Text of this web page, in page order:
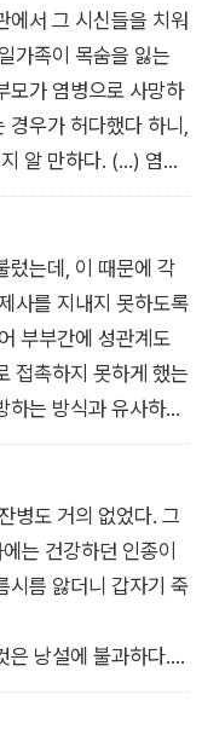
에서 그 시신들을 치워
가족이 목숨을 잃는
모가 염병으로 사망하
경우가 허다했다 하니,
알 만하다. (…) 염병
곳에서는 금세 퍼졌
수밖에 없었다. 환
이 바로 감옥이었다.
잦았다.
렀는데, 이 때문에 각
사를 지내지 못하도록
부부간에 성관계도
접촉하지 못하게 했는
는 방식과 유사하다.
나는 일이므로 접촉
인다. 요즘 말로 하면
다.
병도 거의 없었다. 그
는 건강하던 인종이
시름 앓더니 갑자기 죽
은 낭설에 불과하다.
아닌 바로 인종 자신
중이었다. 그 때문에